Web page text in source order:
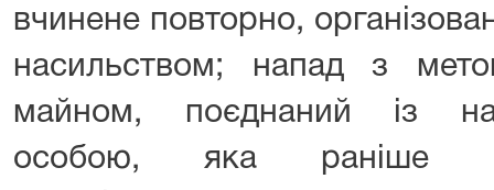
вчинене повторно,
насильством; напад з
майном, поєднаний із
особою, яка раніше